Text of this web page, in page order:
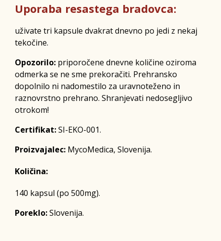
Uporaba resastega bradovca:
uživate tri kapsule dvakrat dnevno po jedi z nekaj
tekočine.
Opozorilo: priporočene dnevne količine oziroma
odmerka se ne sme prekoračiti. Prehransko
dopolnilo ni nadomestilo za uravnoteženo in
raznovrstno prehrano. Shranjevati nedosegljivo
otrokom!
Certifikat:SI-EKO-001.
Proizvajalec: MycoMedica, Slovenija.
Količina:
140 kapsul (po 500mg).
Poreklo:Slovenija.